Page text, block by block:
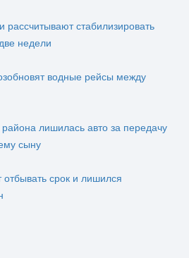
рассчитывают стабилизировать
недели
водные рейсы между
лишилась авто за передачу
сыну
срок и лишился